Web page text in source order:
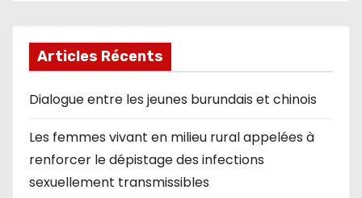
Articles Récents
Dialogue entre les jeunes burundais et chinois
Les femmes vivant en milieu rural appelées à
renforcer le dépistage des infections
sexuellement transmissibles